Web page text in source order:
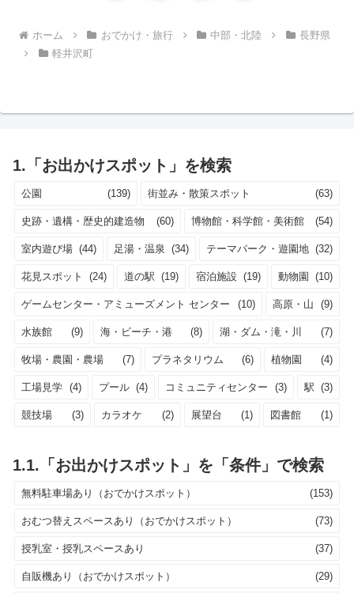
ホーム おでかけ・旅行 中部・北陸
長野県
軽井沢町
1.「お出かけスポット」を検索
公園 (139) 街並み・散策スポット (63)
史跡・遺構・歴史的建造物 (60) 博物館・科学館・美術館 (54)
室内遊び場 (44) 足湯・温泉 (34) テーマパーク・遊園地 (32)
花見スポット (24) 道の駅 (19) 宿泊施設 (19) 動物園 (10)
ゲームセンター・アミューズメント センター (10) 高原・山 (9)
水族館 (9) 海・ビーチ・港 (8) 湖・ダム・滝・川 (7)
牧場・農園・農場 (7) プラネタリウム (6) 植物園 (4)
工場見学 (4) プール (4) コミュニティセンター (3) 駅 (3)
競技場 (3) カラオケ (2) 展望台 (1) 図書館 (1)
1.1.「お出かけスポット」を「条件」で検索
無料駐車場あり（おでかけスポット） (153)
おむつ替えスペースあり（おでかけスポット） (73)
授乳室・授乳スペースあり (37)
自販機あり（おでかけスポット） (29)